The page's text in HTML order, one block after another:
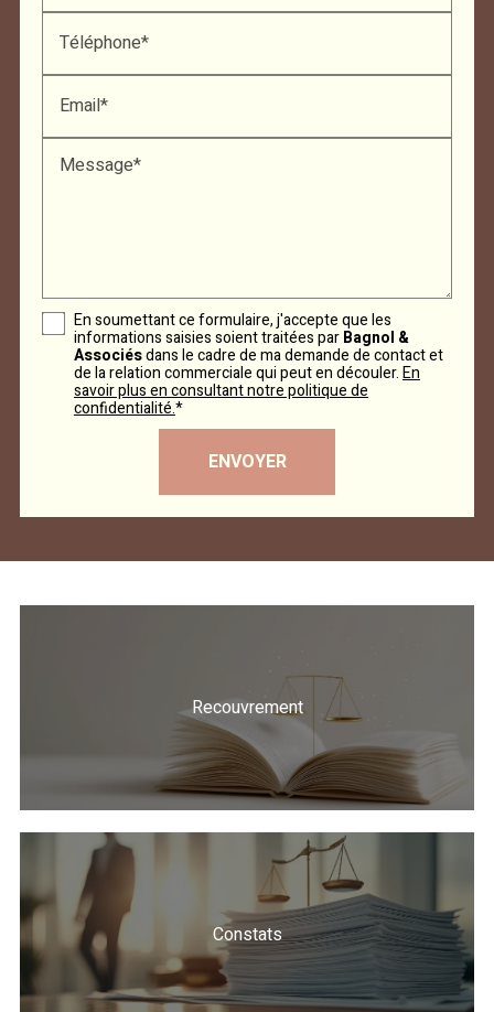
Téléphone*
Email*
Message*
En soumettant ce formulaire, j'accepte que les
informations saisies soient traitées parBagnol &
Associésdans le cadre de ma demande de contact et
de la relation commerciale qui peut en découler.En
savoir plus en consultant notre politique de
confidentialité.*
Recouvrement
Constats